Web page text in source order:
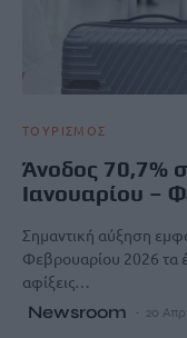
ΤΟΥΡΙΣΜΟΣ
Άνοδος 70,7%
Ιανουαρίου –
Σημαντική αύξηση
Φεβρουαρίου 2026 τα
αφίξεις…
Newsroom 20